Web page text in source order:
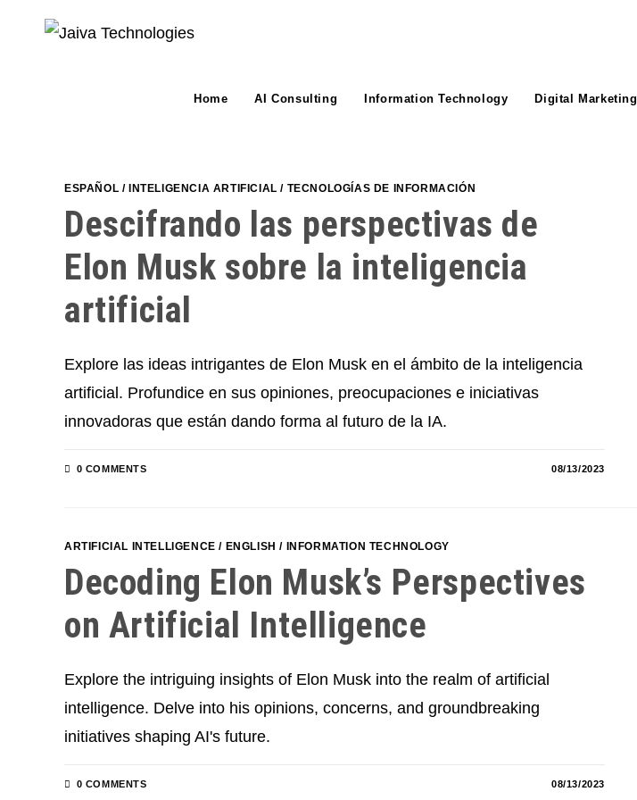
Home AI Consulting Information Technology Digital Marketing
ESPAÑOL / INTELIGENCIA ARTIFICIAL / TECNOLOGÍAS DE INFORMACIÓN
Descifrando las perspectivas de
Elon Musk sobre la inteligencia
artificial
Explore las ideas intrigantes de Elon Musk en el ámbito de la inteligencia
artificial. Profundice en sus opiniones, preocupaciones e iniciativas
innovadoras que están dando forma al futuro de la IA.
0 COMMENTS 08/13/2023
ARTIFICIAL INTELLIGENCE / ENGLISH / INFORMATION TECHNOLOGY
Decoding Elon Musk’s Perspectives
on Artificial Intelligence
Explore the intriguing insights of Elon Musk into the realm of artificial
intelligence. Delve into his opinions, concerns, and groundbreaking
initiatives shaping AI's future.
0 COMMENTS 08/13/2023